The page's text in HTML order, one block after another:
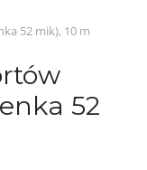
52 mik), 10 m
52